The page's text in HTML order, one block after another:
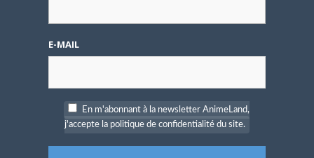
Dans l'espoir de pouvoir parler du
Animeland un jour...
ARTICLES LIÉS
E-MAIL
En m'abonnant à la newsletter AnimeLand,
j'accepte la politique de confidentialité du site.